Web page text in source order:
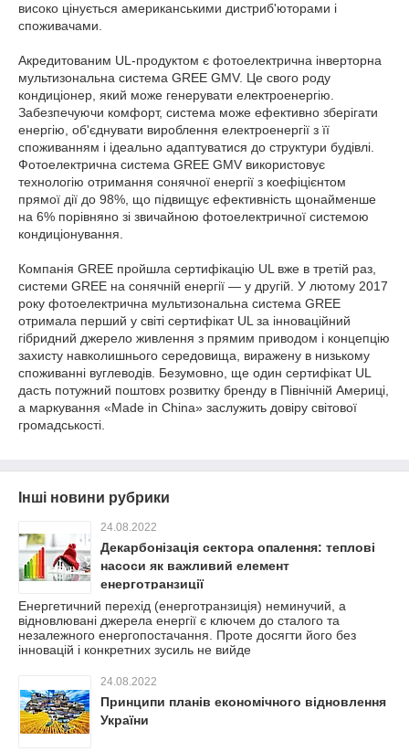
високо цінується американськими дистриб'юторами і
споживачами.
Акредитованим UL-продуктом є фотоелектрична інверторна
мультизональна система GREE GMV. Це свого роду
кондиціонер, який може генерувати електроенергію.
Забезпечуючи комфорт, система може ефективно зберігати
енергію, об'єднувати вироблення електроенергії з її
споживанням і ідеально адаптуватися до структури будівлі.
Фотоелектрична система GREE GMV використовує
технологію отримання сонячної енергії з коефіцієнтом
прямої дії до 98%, що підвищує ефективність щонайменше
на 6% порівняно зі звичайною фотоелектричної системою
кондиціонування.
Компанія GREE пройшла сертифікацію UL вже в третій раз,
системи GREE на сонячній енергії — у другій. У лютому 2017
року фотоелектрична мультизональна система GREE
отримала перший у світі сертифікат UL за інноваційний
гібридний джерело живлення з прямим приводом і концепцію
захисту навколишнього середовища, виражену в низькому
споживанні вуглеводів. Безумовно, ще один сертифікат UL
дасть потужний поштовх розвитку бренду в Північній Америці,
а маркування «Made in China» заслужить довіру світової
громадськості.
Інші новини рубрики
24.08.2022
Декарбонізація сектора опалення: теплові
насоси як важливий елемент
енерготранзиції
Енергетичний перехід (енерготранзиція) неминучий, а
відновлювані джерела енергії є ключем до сталого та
незалежного енергопостачання. Проте досягти його без
інновацій і конкретних зусиль не вийде
24.08.2022
Принципи планів економічного відновлення
України